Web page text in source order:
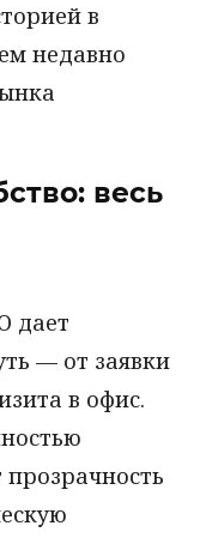
в
недавно
весь
дает
— от заявки
в офис.